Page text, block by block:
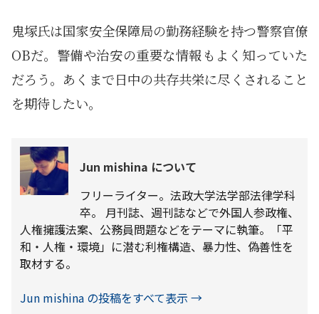
鬼塚氏は国家安全保障局の勤務経験を持つ警察官僚
OBだ。警備や治安の重要な情報もよく知っていた
だろう。あくまで日中の共存共栄に尽くされること
を期待したい。
Jun mishina について
フリーライター。法政大学法学部法律学科
卒。 月刊誌、週刊誌などで外国人参政権、
人権擁護法案、公務員問題などをテーマに執筆。「平
和・人権・環境」に潜む利権構造、暴力性、偽善性を
取材する。
Jun mishina の投稿をすべて表示 →